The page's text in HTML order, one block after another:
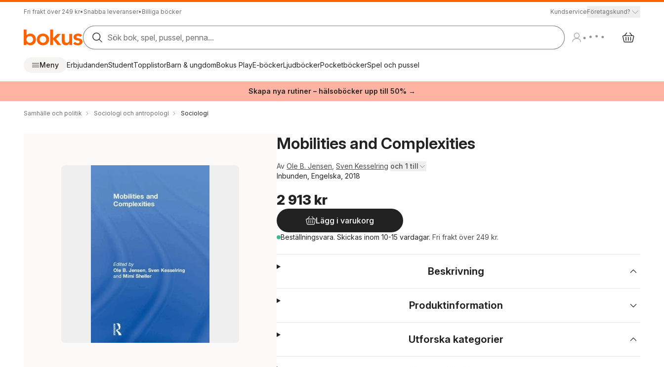
Fri frakt över 249 kr• Snabba leveranser• Billiga böcker KundserviceFöretagskund?
Sök bok, spel, pussel, penna...
Meny ErbjudandenStudentTopplistorBarn & ungdomBokus PlayE-böckerLjudböckerPocketböckerSpel och pussel
Skapa nya rutiner – hälsoböcker upp till 50% →
Samhälle och politik Sociologi och antropologi Sociologi
Mobilities and Complexities
Av Ole B. Jensen Sven Kesselring och 1 till
Inbunden, Engelska, 2018
2 913 kr
Lägg i varukorg
Beställningsvara. Skickas inom 10-15 vardagar. Fri frakt över 249 kr.
Beskrivning
Produktinformation
Utforska kategorier